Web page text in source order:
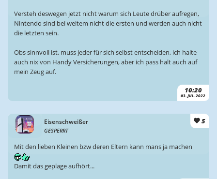
10:20
03. JUL. 2022
Versteh deswegen jetzt nicht warum sich Leute drüber aufregen,
Nintendo sind bei weitem nicht die ersten und werden auch nicht
die letzten sein.
Obs sinnvoll ist, muss jeder für sich selbst entscheiden, ich halte
auch nix von Handy Versicherungen, aber ich pass halt auch auf
mein Zeug auf.
Eisenschweißer
GESPERRT
5
Mit den lieben Kleinen bzw deren Eltern kann mans ja machen
Damit das geplage aufhört...